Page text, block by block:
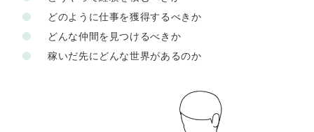
インターンどのように仕事を獲得するべきか
どんな仲間を見つけるべきか
稼いだ先にどんな世界があるのか